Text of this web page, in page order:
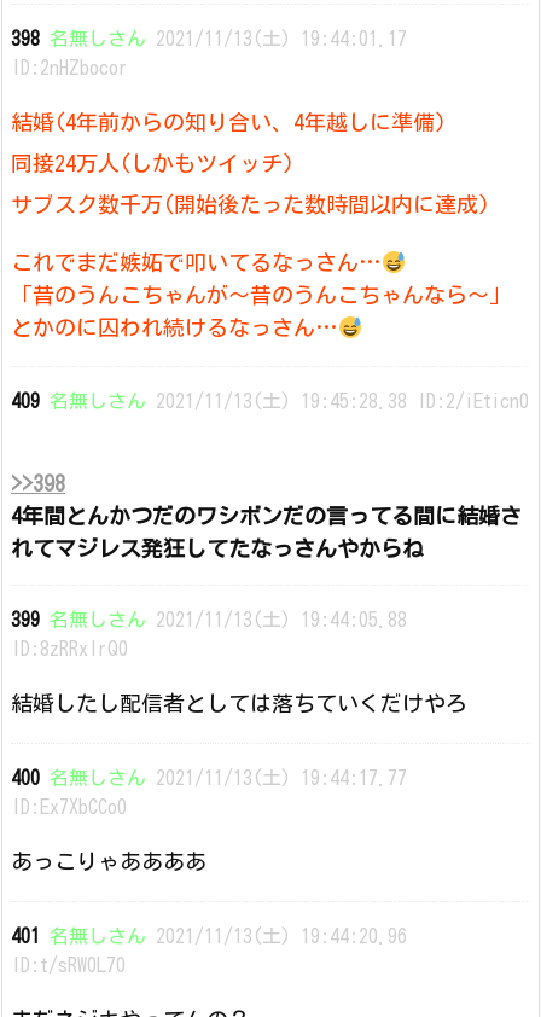
398 名無しさん 2021/11/13(土) 19:44:01.17
ID:2nHZbocor
結婚(4年前からの知り合い、4年越しに準備)
同接24万人(しかもツイッチ)
サブスク数千万(開始後たった数時間以内に達成)
これでまだ嫉妬で叩いてるなっさん…
「昔のうんこちゃんが〜昔のうんこちゃんなら〜」
とかのに囚われ続けるなっさん…
409 名無しさん 2021/11/13(土) 19:45:28.38 ID:2/iEticn0
>>398
4年間とんかつだのワシボンだの言ってる間に結婚さ
れてマジレス発狂してたなっさんやからね
399 名無しさん 2021/11/13(土) 19:44:05.88
ID:8zRRxlrQ0
結婚したし配信者としては落ちていくだけやろ
400 名無しさん 2021/11/13(土) 19:44:17.77
ID:Ex7XbCCo0
あっこりゃああああ
401 名無しさん 2021/11/13(土) 19:44:20.96
ID:t/sRW0L70